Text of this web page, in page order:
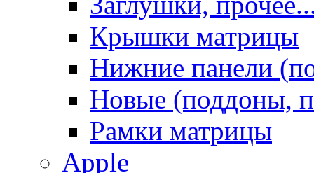
Крышки матрицы
Нижние панели
Новые (поддоны,
Рамки матрицы
Apple